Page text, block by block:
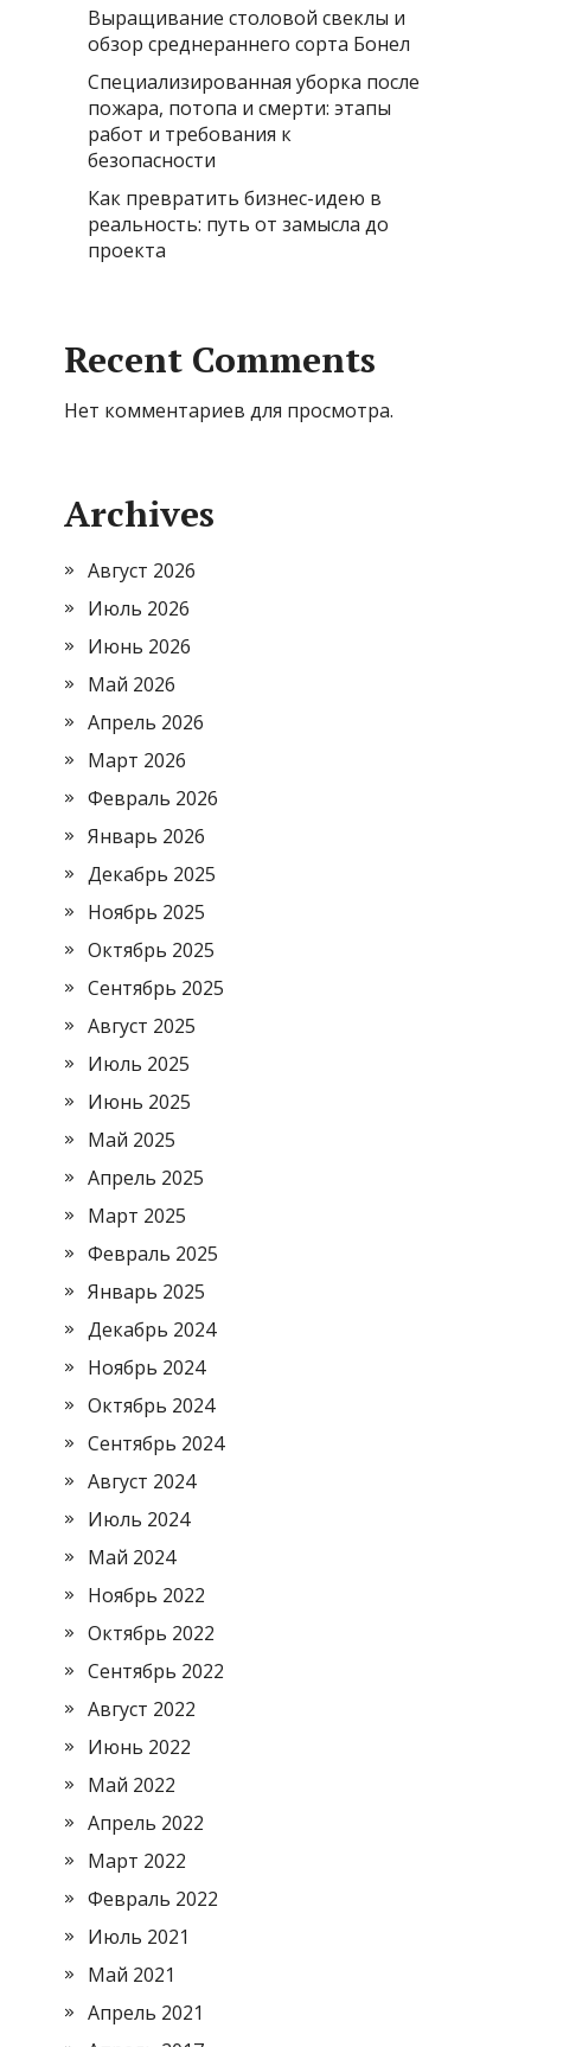
Выращивание столовой свеклы и
обзор среднераннего сорта Бонел
Специализированная уборка после
пожара, потопа и смерти: этапы
работ и требования к
безопасности
Как превратить бизнес-идею в
реальность: путь от замысла до
проекта
Recent Comments
Нет комментариев для просмотра.
Archives
Август 2026
Июль 2026
Июнь 2026
Май 2026
Апрель 2026
Март 2026
Февраль 2026
Январь 2026
Декабрь 2025
Ноябрь 2025
Октябрь 2025
Сентябрь 2025
Август 2025
Июль 2025
Июнь 2025
Май 2025
Апрель 2025
Март 2025
Февраль 2025
Январь 2025
Декабрь 2024
Ноябрь 2024
Октябрь 2024
Сентябрь 2024
Август 2024
Июль 2024
Май 2024
Ноябрь 2022
Октябрь 2022
Сентябрь 2022
Август 2022
Июнь 2022
Май 2022
Апрель 2022
Март 2022
Февраль 2022
Июль 2021
Май 2021
Апрель 2021